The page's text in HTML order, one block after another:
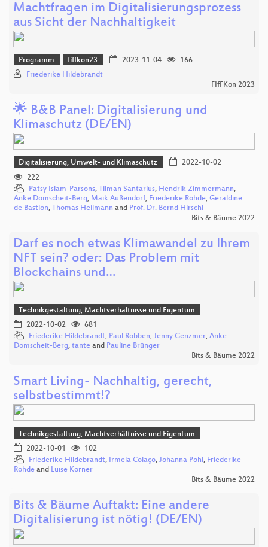
Machtfragen im Digitalisierungsprozess
aus Sicht der Nachhaltigkeit
Programm fiffkon23 2023-11-04
166
Friederike Hildebrandt
FIfFKon 2023
🌟 B&B Panel: Digitalisierung und
Klimaschutz (DE/EN)
Digitalisierung, Umwelt- und Klimaschutz
2022-10-02
222
Patsy Islam-Parsons, Tilman Santarius, Hendrik Zimmermann,
Anke Domscheit-Berg, Maik Außendorf, Friederike Rohde, Geraldine
de Bastion, Thomas Heilmann and Prof. Dr. Bernd Hirschl
Bits & Bäume 2022
Darf es noch etwas Klimawandel zu Ihrem
NFT sein? oder: Das Problem mit
Blockchains und…
Technikgestaltung, Machtverhältnisse und Eigentum
2022-10-02
681
Friederike Hildebrandt, Paul Robben, Jenny Genzmer, Anke
Domscheit-Berg, tante and Pauline Brünger
Bits & Bäume 2022
Smart Living- Nachhaltig, gerecht,
selbstbestimmt!?
Technikgestaltung, Machtverhältnisse und Eigentum
2022-10-01
102
Friederike Hildebrandt, Irmela Colaço, Johanna Pohl, Friederike
Rohde and Luise Körner
Bits & Bäume 2022
Bits & Bäume Auftakt: Eine andere
Digitalisierung ist nötig! (DE/EN)